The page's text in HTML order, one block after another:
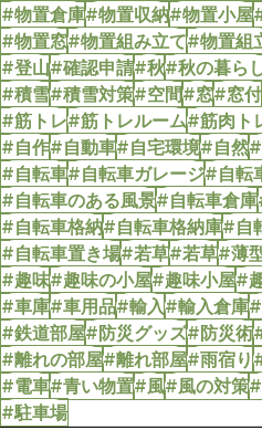
#物置倉庫#物置収納#物置小屋
#物置窓#物置組み立て#物置組
#登山#確認申請#秋#秋の暮ら
#積雪#積雪対策#空間#窓#窓付
#筋トレ#筋トレルーム#筋肉ト
#自作#自動車#自宅環境#自然
#自転車#自転車ガレージ#自転
#自転車のある風景#自転車倉庫
#自転車格納#自転車格納庫#自
#自転車置き場#若草#若草#薄
#趣味#趣味の小屋#趣味小屋#
#車庫#車用品#輸入#輸入倉庫
#鉄道部屋#防災グッズ#防災術
#離れの部屋#離れ部屋#雨宿り
#電車#青い物置#風#風の対策
#駐車場